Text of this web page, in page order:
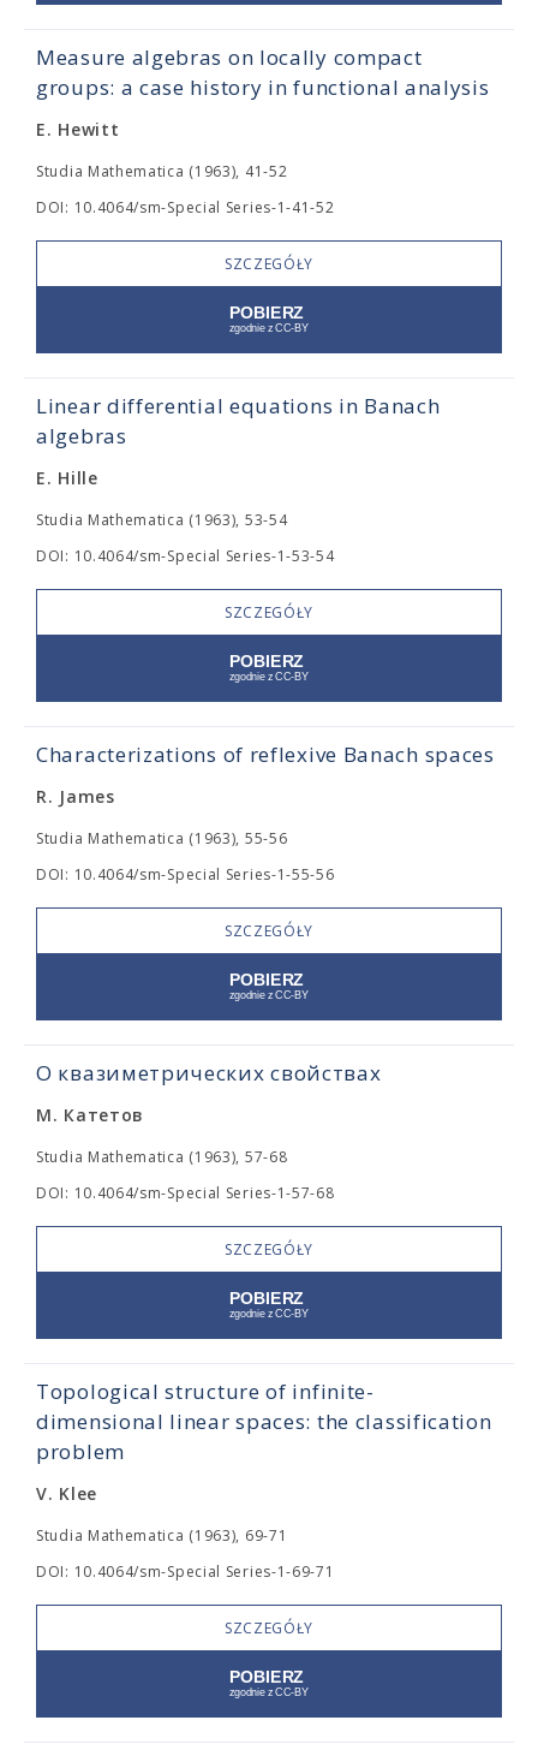
Measure algebras on locally compact
groups: a case history in functional analysis
E. Hewitt
Studia Mathematica (1963), 41-52
DOI: 10.4064/sm-Special Series-1-41-52
SZCZEGÓŁY
Linear differential equations in Banach
algebras
E. Hille
Studia Mathematica (1963), 53-54
DOI: 10.4064/sm-Special Series-1-53-54
SZCZEGÓŁY
Characterizations of reflexive Banach spaces
R. James
Studia Mathematica (1963), 55-56
DOI: 10.4064/sm-Special Series-1-55-56
SZCZEGÓŁY
О квазиметрических свойствах
М. Катетов
Studia Mathematica (1963), 57-68
DOI: 10.4064/sm-Special Series-1-57-68
SZCZEGÓŁY
Topological structure of infinite-
dimensional linear spaces: the classification
problem
V. Klee
Studia Mathematica (1963), 69-71
DOI: 10.4064/sm-Special Series-1-69-71
SZCZEGÓŁY